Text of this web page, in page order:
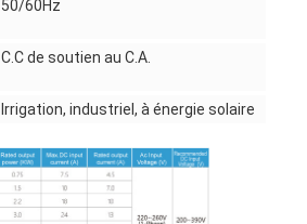
50/60Hz
C.C de soutien au C.A.
Irrigation, industriel, à énergie solaire